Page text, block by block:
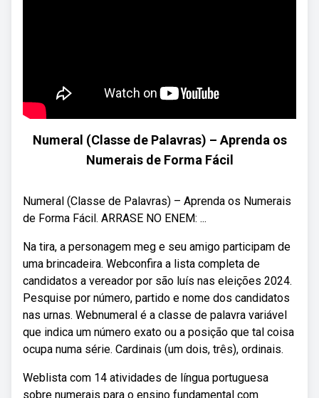
Numeral (Classe de Palavras) – Aprenda os
Numerais de Forma Fácil
Numeral (Classe de Palavras) – Aprenda os Numerais
de Forma Fácil. ARRASE NO ENEM: ...
Na tira, a personagem meg e seu amigo participam de
uma brincadeira. Webconfira a lista completa de
candidatos a vereador por são luís nas eleições 2024.
Pesquise por número, partido e nome dos candidatos
nas urnas. Webnumeral é a classe de palavra variável
que indica um número exato ou a posição que tal coisa
ocupa numa série. Cardinais (um dois, três), ordinais.
Weblista com 14 atividades de língua portuguesa
sobre numerais para o ensino fundamental com